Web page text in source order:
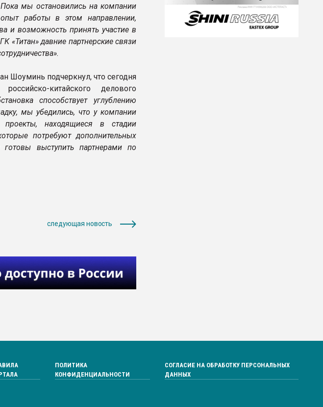
Пока мы остановились на компании
работы в этом направлении,
и возможность принять участие в
«Титан» давние партнерские связи
Шоуминь подчеркнул, что сегодня
китайского делового
способствует углублению
мы убедились, что у компании
проекты, находящиеся в стадии
потребуют дополнительных
выступить партнерами по
следующая новость
ПОЛИТИКА
КОНФИДЕНЦИАЛЬНОСТИ
СОГЛАСИЕ НА ОБРАБОТКУ ПЕРСОНАЛЬНЫХ
ДАННЫХ